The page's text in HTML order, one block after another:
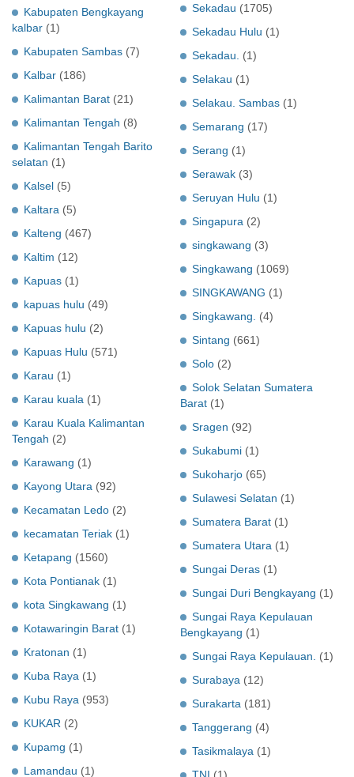
Kabupaten Bengkayang
kalbar (1)
Kabupaten Sambas (7)
Kalbar (186)
Kalimantan Barat (21)
Kalimantan Tengah (8)
Kalimantan Tengah Barito
selatan (1)
Kalsel (5)
Kaltara (5)
Kalteng (467)
Kaltim (12)
Kapuas (1)
kapuas hulu (49)
Kapuas hulu (2)
Kapuas Hulu (571)
Karau (1)
Karau kuala (1)
Karau Kuala Kalimantan
Tengah (2)
Karawang (1)
Kayong Utara (92)
Kecamatan Ledo (2)
kecamatan Teriak (1)
Ketapang (1560)
Kota Pontianak (1)
kota Singkawang (1)
Kotawaringin Barat (1)
Kratonan (1)
Kuba Raya (1)
Kubu Raya (953)
KUKAR (2)
Kupamg (1)
Lamandau (1)
Sekadau (1705)
Sekadau Hulu (1)
Sekadau.
(1)
Selakau (1)
Selakau. Sambas (1)
Semarang (17)
Serang (1)
Serawak (3)
Seruyan Hulu (1)
Singapura (2)
singkawang (3)
Singkawang (1069)
SINGKAWANG (1)
Singkawang.
(4)
Sintang (661)
Solo (2)
Solok Selatan Sumatera
Barat (1)
Sragen (92)
Sukabumi (1)
Sukoharjo (65)
Sulawesi Selatan (1)
Sumatera Barat (1)
Sumatera Utara (1)
Sungai Deras (1)
Sungai Duri Bengkayang (1)
Sungai Raya Kepulauan
Bengkayang (1)
Sungai Raya Kepulauan.
(1)
Surabaya (12)
Surakarta (181)
Tanggerang (4)
Tasikmalaya (1)
TNI (1)